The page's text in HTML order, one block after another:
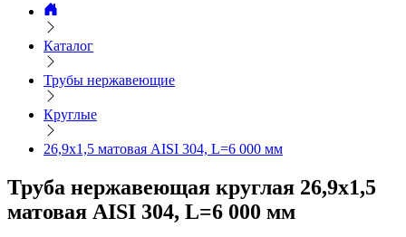
Каталог
Трубы нержавеющие
Круглые
26,9х1,5 матовая AISI 304, L=6 000 мм
Труба нержавеющая круглая 26,9х1,5
матовая AISI 304, L=6 000 мм